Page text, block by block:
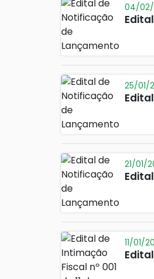
04/02/
25/01/
21/01/
11/01/